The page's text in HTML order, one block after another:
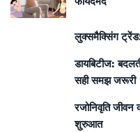
लुक्समैक्सिंग ट्रेंड:
डायबिटीज:
सही समझ जरूरी
रजोनिवृति
शुरुआत